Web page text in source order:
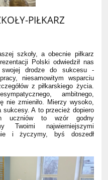
PIŁKARZ
szkoły, a obecnie piłkarz
Polski odwiedził nas
swojej drodze do sukcesu -
niesamowitym wsparciu
z piłkarskiego życia.
ambitnego,
nie zmieniło. Mierzy wysoko,
A to przecież dopiero
uczniów to wzór godny
Twoimi najwierniejszymi
i życzymy, byś doszedł